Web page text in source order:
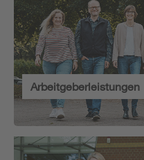
Arbeitgeberleistungen